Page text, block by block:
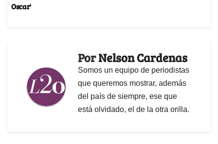
Oscar'
PorNelson Cardenas
Somos un equipo de periodistas
que queremos mostrar, además
del país de siempre, ese que
está olvidado, el de la otra orilla.